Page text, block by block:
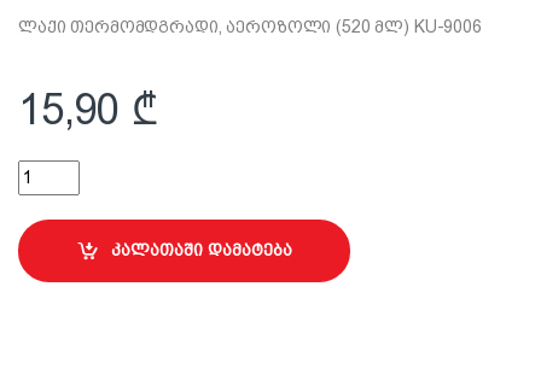
ლაქი თერმომდგრადი, აეროზოლი (520 მლ) KU-9006
15,90 ₾
ლაქი თერმომდგრადი, აეროზოლი (520 მლ) KU-9006
კალათაში დამატება